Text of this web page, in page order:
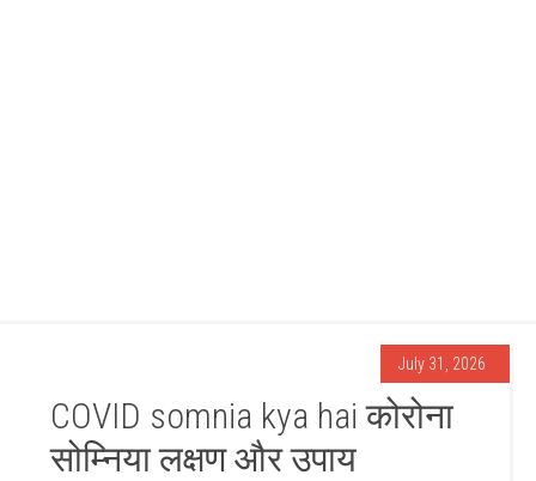
July 31, 2026
COVID somnia kya hai कोरोना
सोम्निया लक्षण और उपाय